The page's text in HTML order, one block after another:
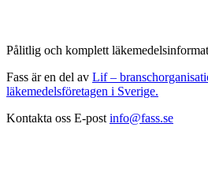
Pålitlig och komplett
Fass är en del av Lif –
läkemedelsföretagen i Sverige.
Kontakta oss E-post info@fass.se